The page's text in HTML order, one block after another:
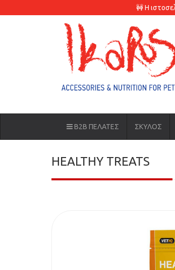
🚧 Η
B2B ΠΕΛΑΤΕΣ ΣΚΥΛΟΣ
HEALTHY TREATS